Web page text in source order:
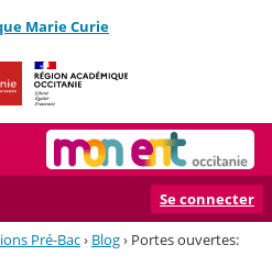
Marie Curie
Se connecter
Pré-Bac› Blog› Portes ouvertes: